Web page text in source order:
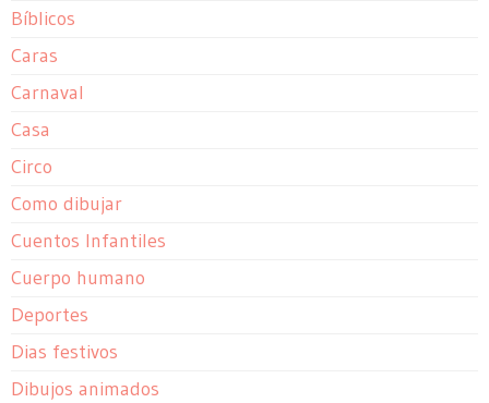
Bíblicos
Caras
Carnaval
Casa
Circo
Como dibujar
Cuentos Infantiles
Cuerpo humano
Deportes
Dias festivos
Dibujos animados